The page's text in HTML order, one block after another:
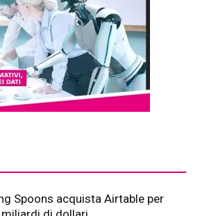
Spoons acquista Airtable per